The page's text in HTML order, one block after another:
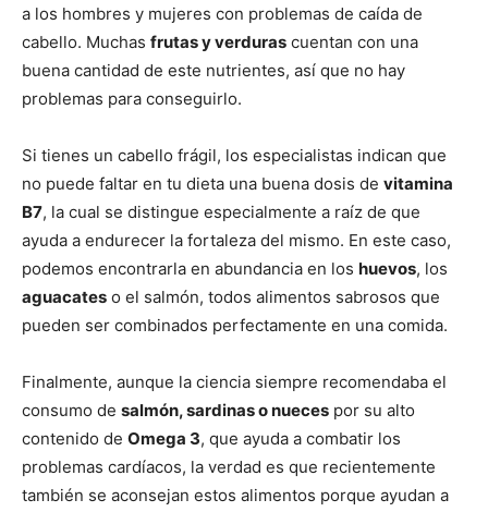
a los hombres y mujeres con problemas de caída de
cabello. Muchas frutas y verduras cuentan con una
buena cantidad de este nutrientes, así que no hay
problemas para conseguirlo.
Si tienes un cabello frágil, los especialistas indican que
no puede faltar en tu dieta una buena dosis de vitamina
B7, la cual se distingue especialmente a raíz de que
ayuda a endurecer la fortaleza del mismo. En este caso,
podemos encontrarla en abundancia en los huevos, los
aguacates o el salmón, todos alimentos sabrosos que
pueden ser combinados perfectamente en una comida.
Finalmente, aunque la ciencia siempre recomendaba el
consumo de salmón, sardinas o nueces por su alto
contenido de Omega 3, que ayuda a combatir los
problemas cardíacos, la verdad es que recientemente
también se aconsejan estos alimentos porque ayudan a